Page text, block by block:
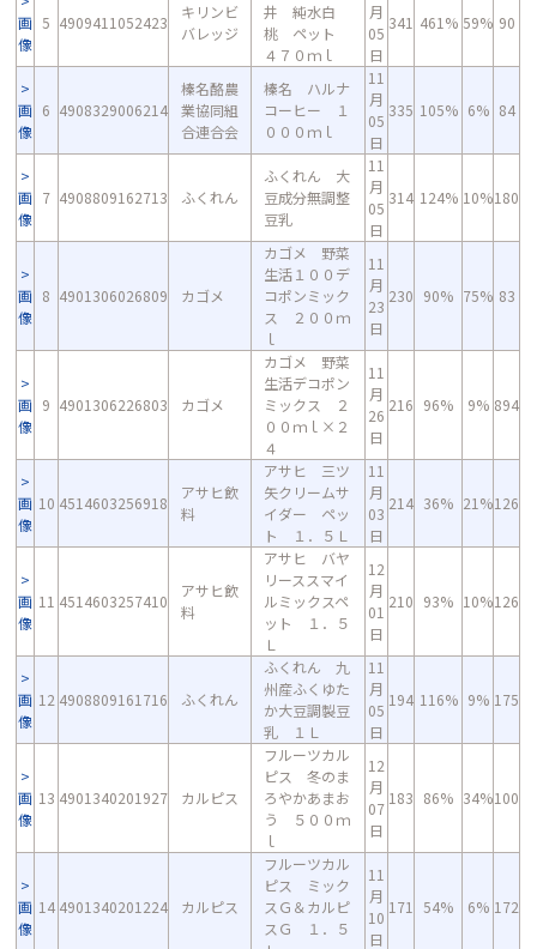
画
像
5 4909411052423
キリンビ
バレッジ
井 純水白
桃 ペット
４７０ｍｌ
月
05
日
341 461% 59% 90
画
像
6 4908329006214
榛名酪農
業協同組
合連合会
榛名 ハルナ
コーヒー １
０００ｍｌ
11
月
05
日
335 105% 6% 84
画
像
7 4908809162713 ふくれん
ふくれん 大
豆成分無調整
豆乳
11
月
05
日
314 124% 10%180
画
像
8 4901306026809 カゴメ
カゴメ 野菜
生活１００デ
コポンミック
ス ２００ｍ
ｌ
11
月
23
日
230 90% 75% 83
画
像
9 4901306226803 カゴメ
カゴメ 野菜
生活デコポン
ミックス ２
００ｍｌ×２
４
11
月
26
日
216 96% 9% 894
画
像
10 4514603256918
アサヒ飲
料
アサヒ 三ツ
矢クリームサ
イダー ペッ
ト １．５Ｌ
11
月
03
日
214 36% 21%126
画
像
11 4514603257410
アサヒ飲
料
アサヒ バヤ
リーススマイ
ルミックスペ
ット １．５
Ｌ
12
月
01
日
210 93% 10%126
画
像
12 4908809161716 ふくれん
ふくれん 九
州産ふくゆた
か大豆調製豆
乳 １Ｌ
11
月
05
日
194 116% 9% 175
画
像
13 4901340201927 カルピス
フルーツカル
ピス 冬のま
ろやかあまお
う ５００ｍ
ｌ
12
月
07
日
183 86% 34%100
画
像
14 4901340201224 カルピス
フルーツカル
ピス ミック
スＧ＆カルピ
スＧ １．５
11
月
10
日
171 54% 6% 172